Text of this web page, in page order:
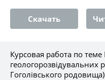
Скачать
Курсовая работа по теме
геологорозвідувальних
Гоголівського родовища)